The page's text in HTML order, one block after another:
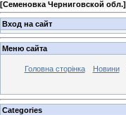
[Семеновка Черниговской обл.]
Вход на сайт
Меню сайта
Головна сторінка Новини
Categories